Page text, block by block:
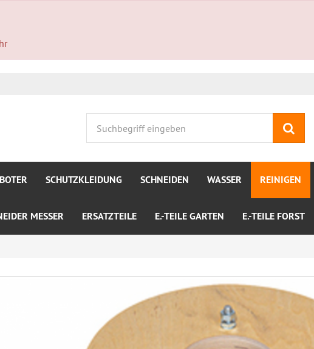
SCHUTZKLEIDUNG SCHNEIDEN WASSER REINIGEN
MESSER ERSATZTEILE E.-TEILE GARTEN E.-TEILE FORST